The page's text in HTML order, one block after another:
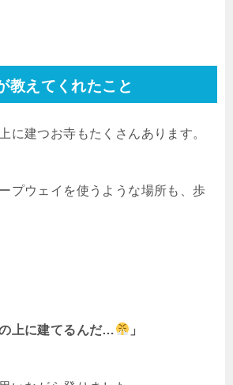
教えてくれたこと
に建つお寺もたくさんあります。
プウェイを使うような場所も、歩
上に建てるんだ… 」